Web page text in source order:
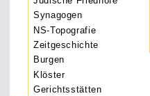
Synagogen
NS-Topografie
Zeitgeschichte
Burgen
Klöster
Gerichtsstätten